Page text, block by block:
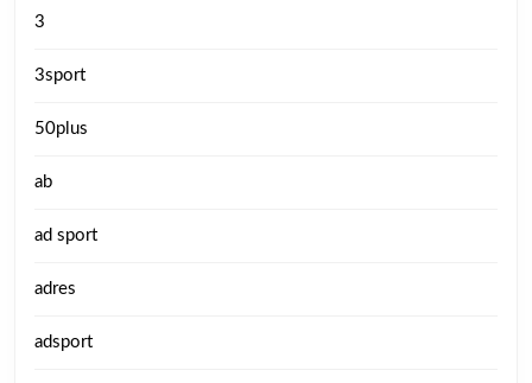
3
3sport
50plus
ab
ad sport
adres
adsport